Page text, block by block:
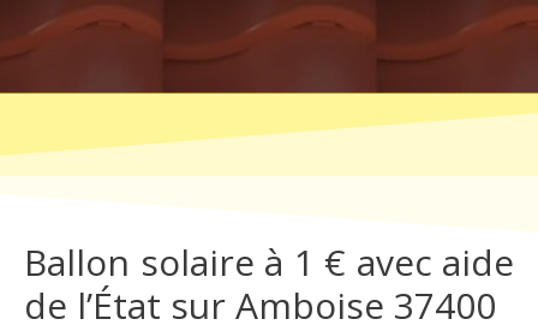
Ballon solaire à 1 € avec aide
de l’État sur Amboise 37400